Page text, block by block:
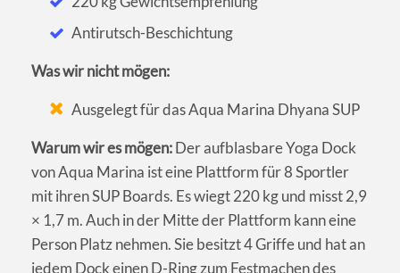
Antirutsch-Beschichtung
Was wir nicht mögen:
Ausgelegt für das Aqua Marina Dhyana SUP
Warum wir es mögen:Der aufblasbare Yoga Dock
von Aqua Marina ist eine Plattform für 8 Sportler
mit ihren SUP Boards. Es wiegt 220 kg und misst 2,9
× 1,7 m. Auch in der Mitte der Plattform kann eine
Person Platz nehmen. Sie besitzt 4 Griffe und hat an
jedem Dock einen D-Ring zum Festmachen des